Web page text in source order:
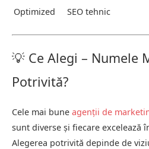
Optimized SEO tehnic
💡 Ce Alegi – Numele
Potrivită?
Cele mai bune agenții de
sunt diverse și fiecare excelează
Alegerea potrivită depinde de